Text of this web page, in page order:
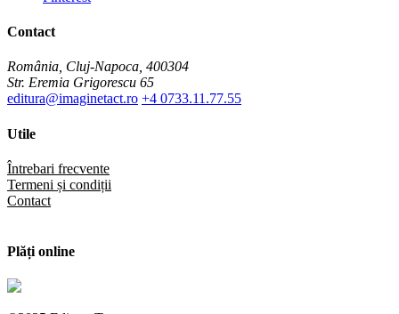
Contact
România, Cluj-Napoca, 400304
Str. Eremia Grigorescu 65
editura@imaginetact.ro +4 0733.11.77.55
Utile
Întrebari frecvente
Termeni și condiții
Contact
Plăți online